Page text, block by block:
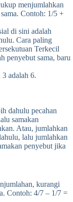
menjumlahkan
Contoh: 1/5 +
di sini adalah
Cara paling
Terkecil
penyebut sama, baru
adalah 6.
dahulu pecahan
samakan
Atau, jumlahkan
lalu jumlahkan
penyebut jika
kurangi
Contoh: 4/7 – 1/7 =